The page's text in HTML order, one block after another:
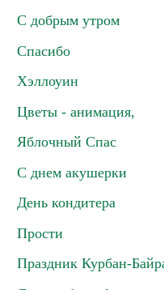
С добрым утром
Спасибо
Хэллоуин
Цветы - анимация,
Яблочный Спас
С днем акушерки
День кондитера
Прости
Праздник Курбан-